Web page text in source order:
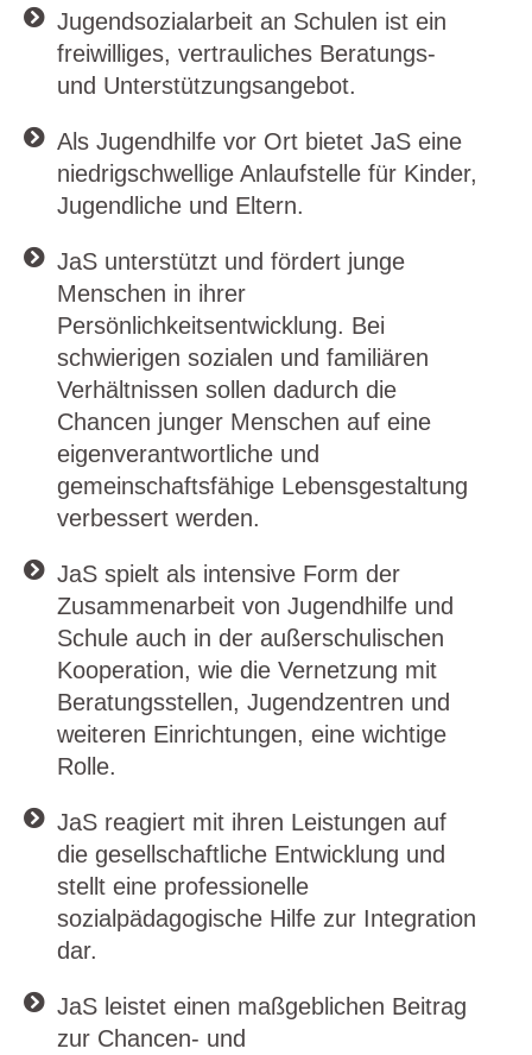
Jugendsozialarbeit an Schulen ist ein
freiwilliges, vertrauliches Beratungs-
und Unterstützungsangebot.
Als Jugendhilfe vor Ort bietet JaS eine
niedrigschwellige Anlaufstelle für Kinder,
Jugendliche und Eltern.
JaS unterstützt und fördert junge
Menschen in ihrer
Persönlichkeitsentwicklung. Bei
schwierigen sozialen und familiären
Verhältnissen sollen dadurch die
Chancen junger Menschen auf eine
eigenverantwortliche und
gemeinschaftsfähige Lebensgestaltung
verbessert werden.
JaS spielt als intensive Form der
Zusammenarbeit von Jugendhilfe und
Schule auch in der außerschulischen
Kooperation, wie die Vernetzung mit
Beratungsstellen, Jugendzentren und
weiteren Einrichtungen, eine wichtige
Rolle.
JaS reagiert mit ihren Leistungen auf
die gesellschaftliche Entwicklung und
stellt eine professionelle
sozialpädagogische Hilfe zur Integration
dar.
JaS leistet einen maßgeblichen Beitrag
zur Chancen- und